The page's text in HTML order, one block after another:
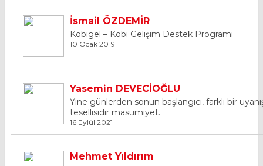
İsmail ÖZDEMİR
Kobigel – Kobi Gelişim Destek Programı
10 Ocak 2019
Yasemin DEVECİOĞLU
Yine günlerden sonun başlangıcı, farklı bir
tesellisidir masumiyet.
16 Eylül 2021
Mehmet Yıldırım